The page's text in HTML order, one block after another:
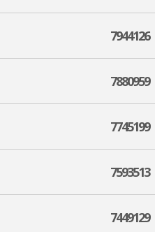
7944126
7880959
7745199
7593513
7449129